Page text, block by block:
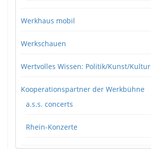
Werkhaus mobil
Werkschauen
Wertvolles Wissen: Politik/Kunst/Kultur
Kooperationspartner der Werkbühne
a.s.s. concerts
Rhein-Konzerte